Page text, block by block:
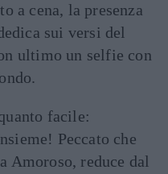
a cena, la presenza
sui versi del
ultimo un selfie con
facile:
Peccato che
Amoroso, reduce dal